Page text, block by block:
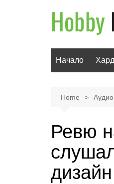
Начало
Home Аудио
Ревю